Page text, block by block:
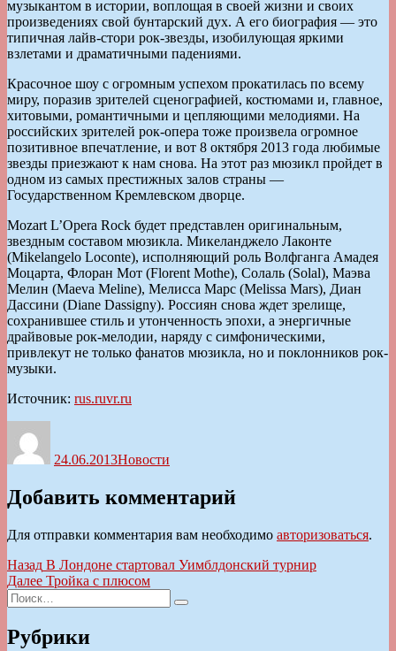
музыкантом в истории, воплощая в своей жизни и своих
произведениях свой бунтарский дух. А его биография — это
типичная лайв-стори рок-звезды, изобилующая яркими
взлетами и драматичными падениями.
Красочное шоу с огромным успехом прокатилась по всему
миру, поразив зрителей сценографией, костюмами и, главное,
хитовыми, романтичными и цепляющими мелодиями. На
российских зрителей рок-опера тоже произвела огромное
позитивное впечатление, и вот 8 октября 2013 года любимые
звезды приезжают к нам снова. На этот раз мюзикл пройдет в
одном из самых престижных залов страны —
Государственном Кремлевском дворце.
Mozart L’Opera Rock будет представлен оригинальным,
звездным составом мюзикла. Микеланджело Лаконте
(Mikelangelo Loconte), исполняющий роль Волфганга Амадея
Моцарта, Флоран Мот (Florent Mothe), Солаль (Solal), Маэва
Мелин (Maeva Meline), Мелисса Марс (Melissa Mars), Диан
Дассини (Diane Dassigny). Россиян снова ждет зрелище,
сохранившее стиль и утонченность эпохи, а энергичные
драйвовые рок-мелодии, наряду с симфоническими,
привлекут не только фанатов мюзикла, но и поклонников рок-
музыки.
Источник: rus.ruvr.ru
24.06.2013Новости
Добавить комментарий
Для отправки комментария вам необходимо авторизоваться.
Навигация
по
записям
Назад Предыдущая
запись:
В Лондоне стартовал Уимблдонский турнир
Далее Следующая
Тройка с плюсом
Искать:
Поиск
Рубрики